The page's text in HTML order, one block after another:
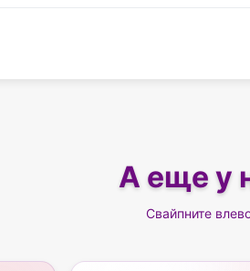
А еще у
Свайпните